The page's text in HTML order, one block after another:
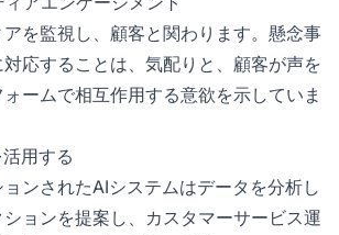
を監視し、顧客と関わります。懸念事
応することは、気配りと、顧客が声を
ォームで相互作用する意欲を示していま
用する
ンされたAIシステムはデータを分析し
ョンを提案し、カスタマーサービス運